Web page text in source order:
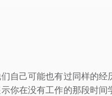
自己可能也有过同样的
你在没有工作的那段时间